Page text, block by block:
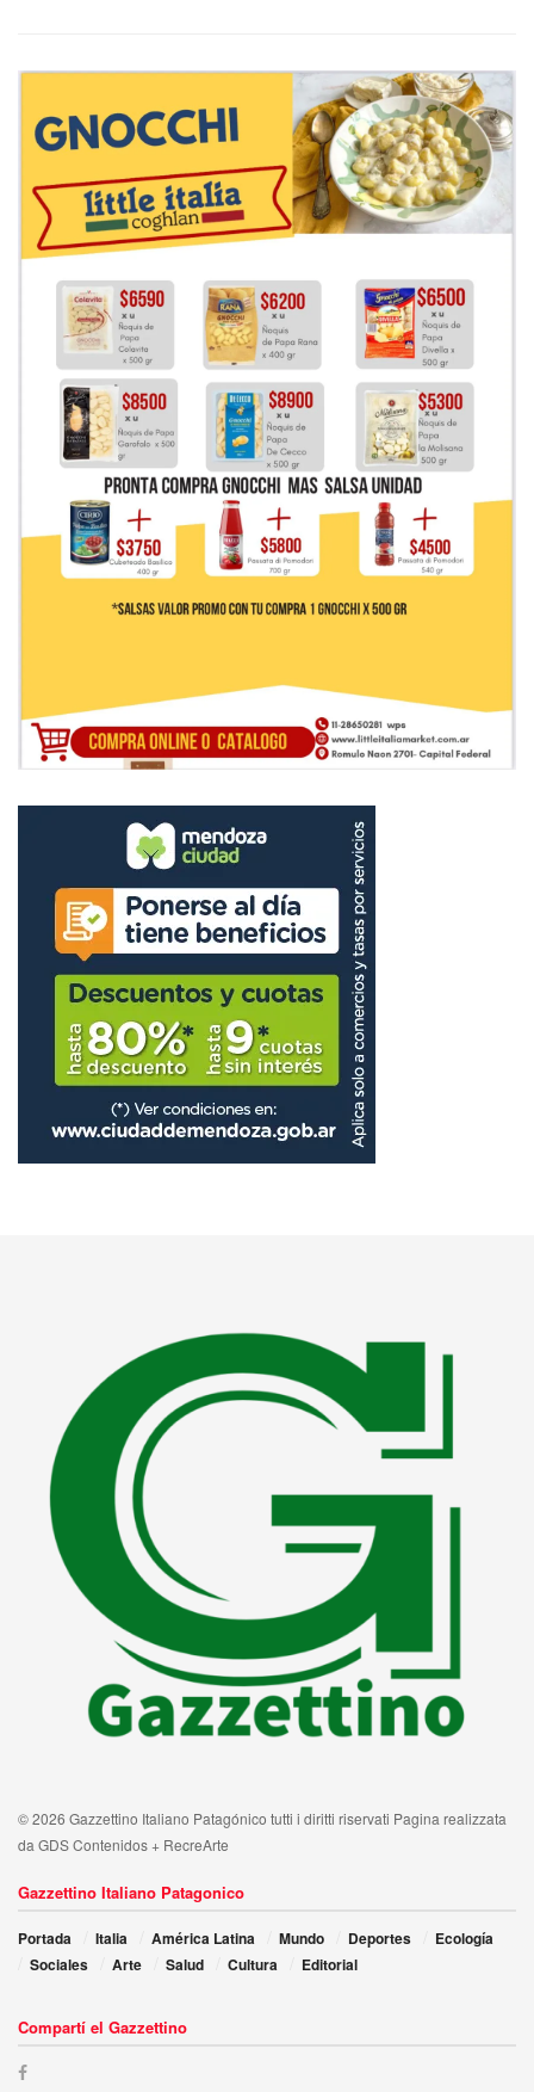
© 2026 Gazzettino Italiano Patagónico tutti i diritti riservati Pagina realizzata
da GDS Contenidos + RecreArte
Gazzettino Italiano Patagonico
Portada Italia América Latina Mundo Deportes
Ecología
Sociales
Arte Salud Cultura Editorial
Compartí el Gazzettino